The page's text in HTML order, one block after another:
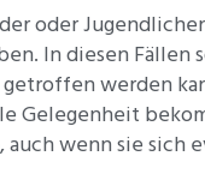
oder
In diesen
werden
Gelegenheit
wenn sie sich